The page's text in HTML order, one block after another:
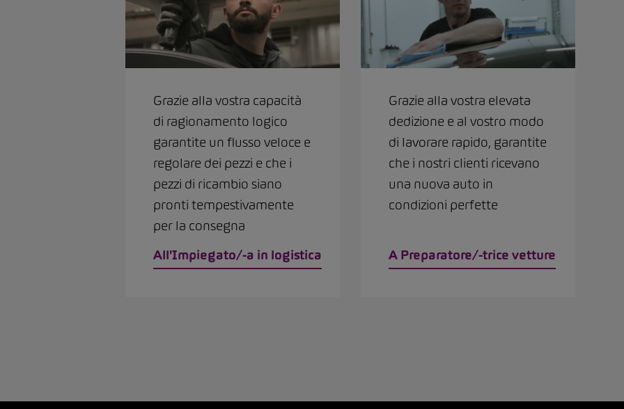
Grazie alla vostra capacità
di ragionamento logico
garantite un flusso veloce e
regolare dei pezzi e che i
pezzi di ricambio siano
pronti tempestivamente
per la consegna
All'Impiegato/-a in logistica
Grazie alla vostra elevata
dedizione e al vostro modo
di lavorare rapido, garantite
che i nostri clienti ricevano
una nuova auto in
condizioni perfette
A Preparatore/-trice vetture